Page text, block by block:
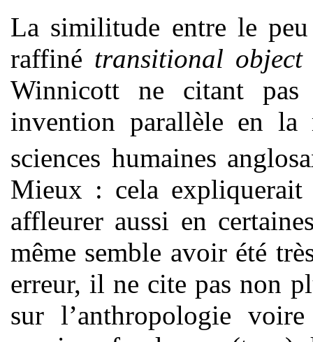
La similitude entre le
raffiné transitional object
Winnicott ne citant pas
invention parallèle en la
sciences humaines
Mieux : cela expliquerait
affleurer aussi en
même semble avoir été
erreur, il ne cite pas non
sur l’anthropologie